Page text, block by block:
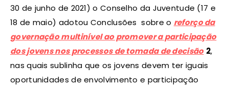
30 de junho de 2021) o Conselho da Juventude (17 e
18 de maio) adotou Conclusões sobre o reforço da
governação multinível ao promover a participação
dos jovens nos processos de tomada de decisão 2,
nas quais sublinha que os jovens devem ter iguais
oportunidades de envolvimento e participação